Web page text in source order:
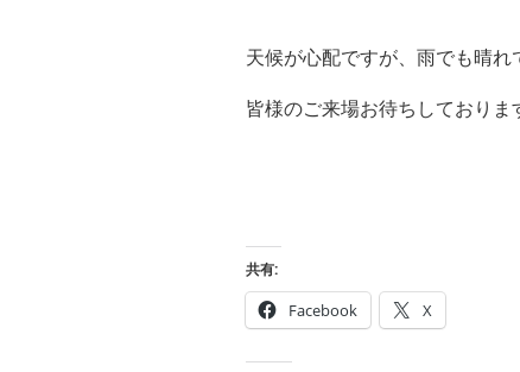
天候が心配ですが、雨でも晴れ
皆様のご来場お待ちしておりま
共有:
Facebook X